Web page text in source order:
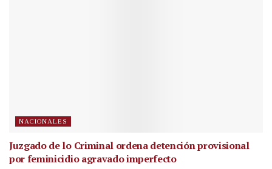
NACIONALES
Juzgado de lo Criminal ordena detención provisional
por feminicidio agravado imperfecto